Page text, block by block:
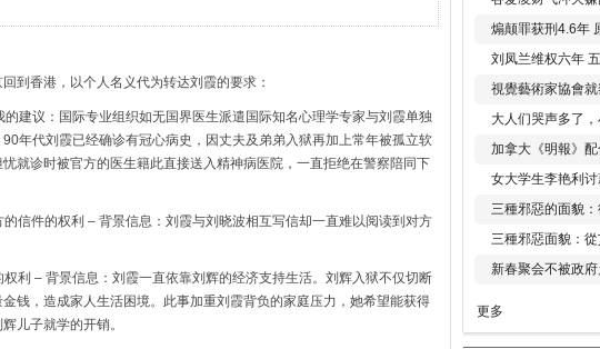
到香港，以个人名义代为转达刘霞的要求：
的建议：国际专业组织如无国界医生派遣国际知名心理学专家与刘霞单独
年代刘霞已经确诊有冠心病史，因丈夫及弟弟入狱再加上常年被孤立软
就诊时被官方的医生籍此直接送入精神病医院，一直拒绝在警察陪同下
信件的权利 – 背景信息：刘霞与刘晓波相互写信却一直难以阅读到对方
利 – 背景信息：刘霞一直依靠刘辉的经济支持生活。刘辉入狱不仅切断
钱，造成家人生活困境。此事加重刘霞背负的家庭压力，她希望能获得
儿子就学的开销。
煽颠罪获刑4.6年
刘凤兰维权六年
視覺藝術家協會
大人们哭声多了
加拿大《明報》
女大学生李艳利
三種邪惡的面貌
三種邪惡面貌：
新春聚会不被政
更多